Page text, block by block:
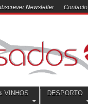
Newsletter Contacto
VINHOS DESPORTO